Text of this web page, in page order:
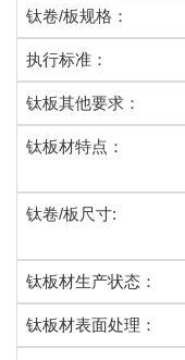
钛卷/板规格：
执行标准：
钛板其他要求：
钛板材特点：
钛卷/板尺寸:
钛板材生产状态：
钛板材表面处理：